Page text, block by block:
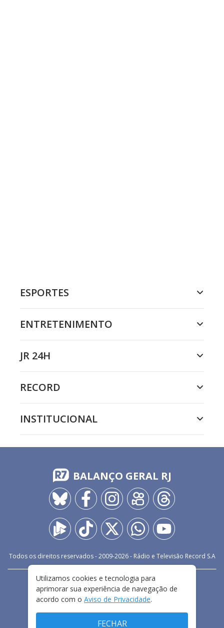
ESPORTES
ENTRETENIMENTO
JR 24H
RECORD
INSTITUCIONAL
BALANÇO GERAL RJ
Todos os direitos reservados - 2009-2026- Rádio e Televisão Record S.A
FALE CONOSCO
PRIVACIDADE
TERMOS E CONDIÇÕES DE USO
Utilizamos cookies e tecnologia para
aprimorar sua experiência de navegação de
acordo com o Aviso de Privacidade.
FECHAR